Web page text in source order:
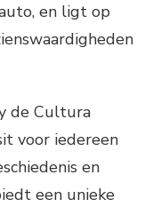
en ligt op
de Cultura
voor iedereen
en
een unieke